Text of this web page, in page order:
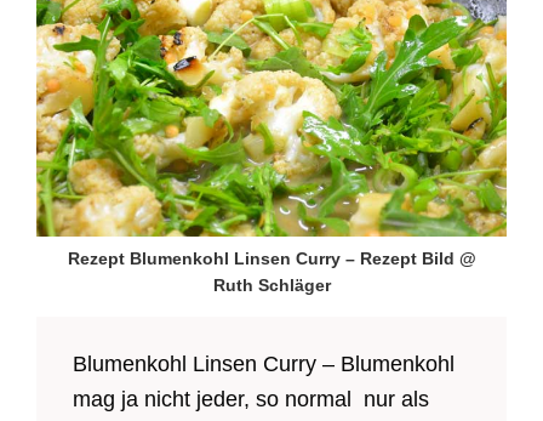
Rezept Blumenkohl Linsen Curry – Rezept Bild @
Ruth Schläger
Blumenkohl Linsen Curry – Blumenkohl
mag ja nicht jeder, so normal nur als